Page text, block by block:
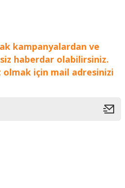
kampanyalardan ve
haberdar olabilirsiniz.
için mail adresinizi